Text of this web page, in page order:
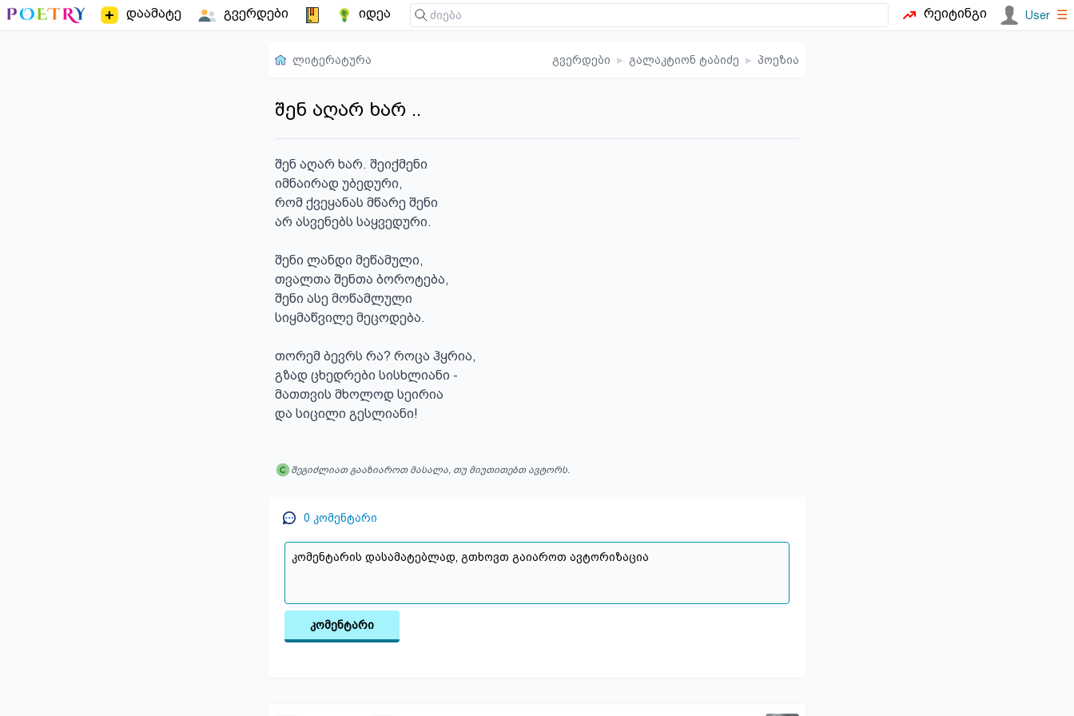
დაამატე გვერდები იდეა რეიტინგი User ☰
ლიტერატურა გვერდები ▸ გალაკტიონ ტაბიძე ▸ პოეზია
შენ აღარ ხარ ..
შენ აღარ ხარ. შეიქმენი
იმნაირად უბედური,
რომ ქვეყანას მწარე შენი
არ ასვენებს საყვედური.
შენი ლანდი მეწამული,
თვალთა შენთა ბოროტება,
შენი ასე მოწამლული
სიყმაწვილე მეცოდება.
თორემ ბევრს რა? როცა ჰყრია,
გზად ცხედრები სისხლიანი -
მათთვის მხოლოდ სეირია
და სიცილი გესლიანი!
შეგიძლიათ გააზიაროთ მასალა, თუ მიუთითებთ ავტორს.
0 კომენტარი
კომენტარი